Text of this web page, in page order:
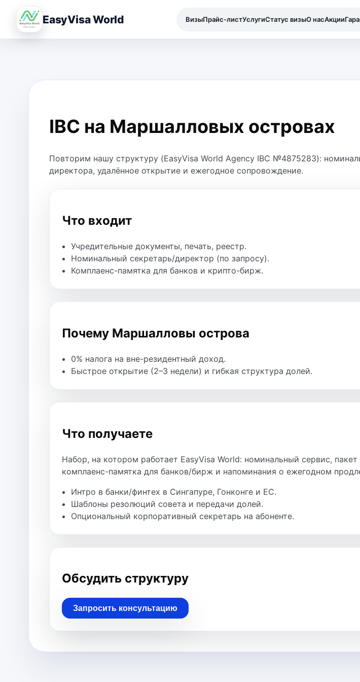
EasyVisa World ВизыПрайс-листУслугиСтатус визыО насАкции
IBC на Маршалловых островах
Повторим нашу структуру (EasyVisa World Agency IBC №4875283):
директора, удалённое открытие и ежегодное сопровождение.
Что входит
Учредительные документы, печать, реестр.
Номинальный секретарь/директор (по запросу).
Комплаенс-памятка для банков и крипто-бирж.
Почему Маршалловы острова
0% налога на вне-резидентный доход.
Быстрое открытие (2–3 недели) и гибкая структура долей.
Что получаете
Набор, на котором работает EasyVisa World: номинальный сервис,
комплаенс-памятка для банков/бирж и напоминания о ежегодном
Интро в банки/финтех в Сингапуре, Гонконге и ЕС.
Шаблоны резолюций совета и передачи долей.
Опциональный корпоративный секретарь на абоненте.
Обсудить структуру
Запросить консультацию